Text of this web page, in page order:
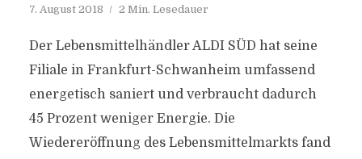
7. August 2018 2 Min. Lesedauer
Der Lebensmittelhändler ALDI SÜD hat seine
Filiale in Frankfurt-Schwanheim umfassend
energetisch saniert und verbraucht dadurch
45 Prozent weniger Energie. Die
Wiedereröffnung des Lebensmittelmarkts fand